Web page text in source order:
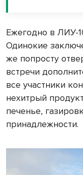
Ежегодно в ЛИУ-
Одинокие
же попросту
встречи
все участники
нехитрый
печенье,
принадлежности.